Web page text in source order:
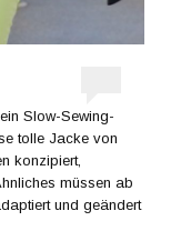
Slow-Sewing-
tolle Jacke von
konzipiert,
müssen ab
und geändert